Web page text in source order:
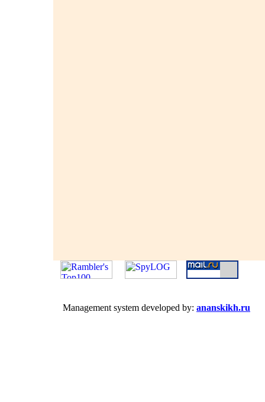
Management system developed by: ananskikh.ru